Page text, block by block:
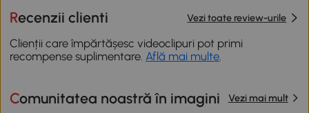
Recenzii clienti Vezi toate review-urile
Clienții care împărtășesc videoclipuri pot primi
recompense suplimentare. Află mai multe
Comunitatea noastră în imagini Vezi mai mult